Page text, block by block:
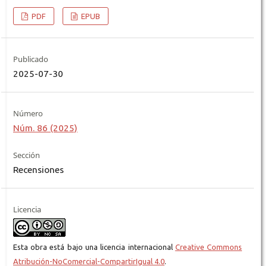
PDF EPUB
Publicado
2025-07-30
Número
Núm. 86 (2025)
Sección
Recensiones
Licencia
Esta obra está bajo una licencia internacional Creative Commons
Atribución-NoComercial-CompartirIgual 4.0.